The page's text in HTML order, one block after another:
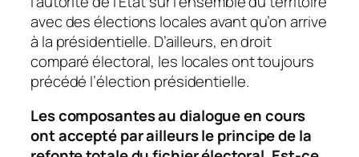
avec des élections locales avant qu’on arrive
à la présidentielle. D’ailleurs, en droit
comparé électoral, les locales ont toujours
précédé l’élection présidentielle.
Les composantes au dialogue en cours
ont accepté par ailleurs le principe de la